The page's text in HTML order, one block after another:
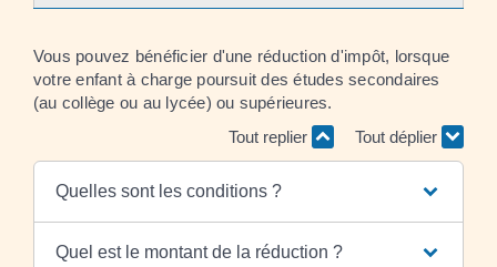
Vous pouvez bénéficier d'une réduction d'impôt, lorsque
votre enfant à charge poursuit des études secondaires
(au collège ou au lycée) ou supérieures.
Tout replier
Tout déplier
Quelles sont les conditions ?
Quel est le montant de la réduction ?